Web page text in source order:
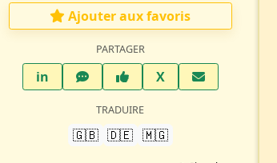
Ajouter aux favoris
PARTAGER
inLinkedInWhatsAppFacebook
XTwitter X
TRADUIRE
🇬🇧 🇩🇪 🇲🇬